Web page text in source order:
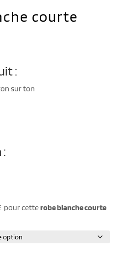
courte
:
sur ton
pour cetterobe blanche courte